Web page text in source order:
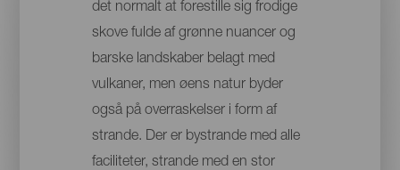
det normalt at forestille sig frodige
skove fulde af grønne nuancer og
barske landskaber belagt med
vulkaner, men øens natur byder
også på overraskelser i form af
strande. Der er bystrande med alle
faciliteter, strande med en stor